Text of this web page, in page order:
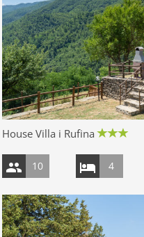
House Villa i Rufina
10 4